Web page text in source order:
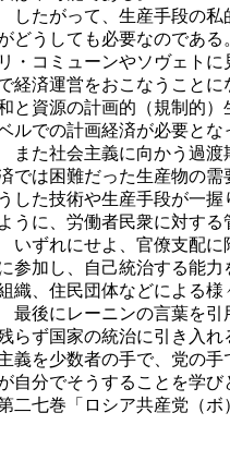
したがって、生産手段の私
どうしても必要なのであ
リ・コミューンやソヴェト
経済運営をおこなうこと
と資源の計画的（規制的
ルでの計画経済が必要とな
また社会主義に向かう過渡
では困難だった生産物の
うした技術や生産手段が一
ように、労働者民衆に対す
いずれにせよ、官僚支配に
参加し、自己統治する能
織、住民団体などによる
最後にレーニンの言葉を引
らず国家の統治に引き入
義を少数者の手で、党の
自分でそうすることを学
二七巻「ロシア共産党（ボ